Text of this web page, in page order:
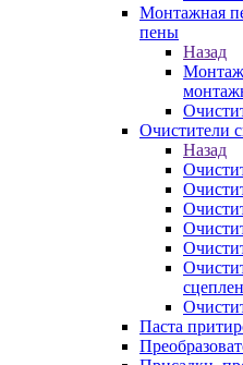
Монтажная
пены
Назад
Очистители
Назад
Паста